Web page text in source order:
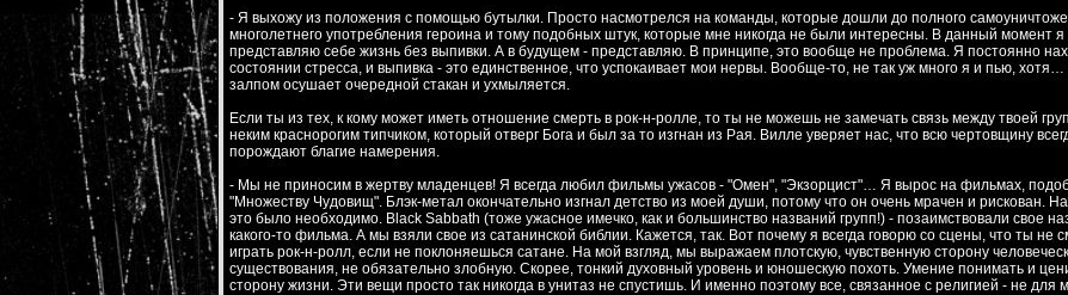
- Я выхожу из положения с помощью бутылки. Просто насмотрелся на команды, которые дошли до полного
многолетнего употребления героина и тому подобных штук, которые мне никогда не были интересны. В данный момент я
представляю себе жизнь без выпивки. А в будущем - представляю. В принципе, это вообще не проблема. Я постоянно
состоянии стресса, и выпивка - это единственное, что успокаивает мои нервы. Вообще-то, не так уж много я и пью, хотя…
залпом осушает очередной стакан и ухмыляется.
Если ты из тех, к кому может иметь отношение смерть в рок-н-ролле, то ты не можешь не замечать связь между твоей
неким краснорогим типчиком, который отверг Бога и был за то изгнан из Рая. Вилле уверяет нас, что всю чертовщину
порождают благие намерения.
- Мы не приносим в жертву младенцев! Я всегда любил фильмы ужасов - "Омен", "Экзорцист"… Я вырос на фильмах,
"Множеству Чудовищ". Блэк-метал окончательно изгнал детство из моей души, потому что он очень мрачен и рискован.
это было необходимо. Black Sabbath (тоже ужасное имечко, как и большинство названий групп!) - позаимствовали свое
какого-то фильма. А мы взяли свое из сатанинской библии. Кажется, так. Вот почему я всегда говорю со сцены, что ты не
играть рок-н-ролл, если не поклоняешься сатане. На мой взгляд, мы выражаем плотскую, чувственную сторону
существования, не обязательно злобную. Скорее, тонкий духовный уровень и юношескую похоть. Умение понимать и
сторону жизни. Эти вещи просто так никогда в унитаз не спустишь. И именно поэтому все, связанное с религией - не для